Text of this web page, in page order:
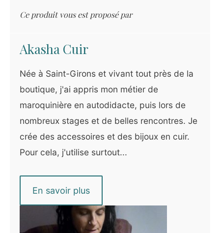
Ce produit vous est proposé par
Akasha Cuir
Née à Saint-Girons et vivant tout près de la
boutique, j'ai appris mon métier de
maroquinière en autodidacte, puis lors de
nombreux stages et de belles rencontres. Je
crée des accessoires et des bijoux en cuir.
Pour cela, j'utilise surtout...
En savoir plus